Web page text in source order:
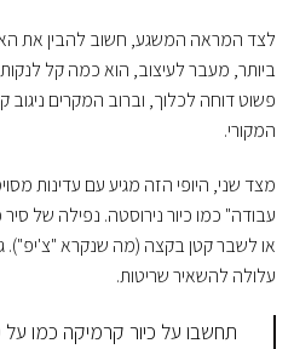
לצד המראה המשגע, חשוב להבין את
ביותר, מעבר לעיצוב, הוא כמה קל
פשוט דוחה לכלוך, וברוב המקרים
המקורי.
מצד שני, היופי הזה מגיע עם עדינות
עבודה" כמו כיור נירוסטה. נפילה של
או לשבר קטן בקצה (מה שנקרא "צ'יפ").
עלולה להשאיר שריטות.
תחשבו על כיור קרמיקה כמו